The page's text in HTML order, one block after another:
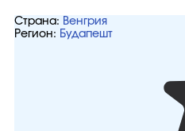
Страна: Венгрия
Регион: Будапешт